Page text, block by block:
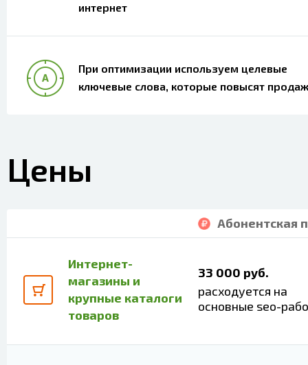
интернет
При оптимизации используем целевые
ключевые слова, которые повысят
Цены
Абонентская
Интернет-
магазины и
крупные каталоги
товаров
33 000 руб.
расходуется на
основные seo-